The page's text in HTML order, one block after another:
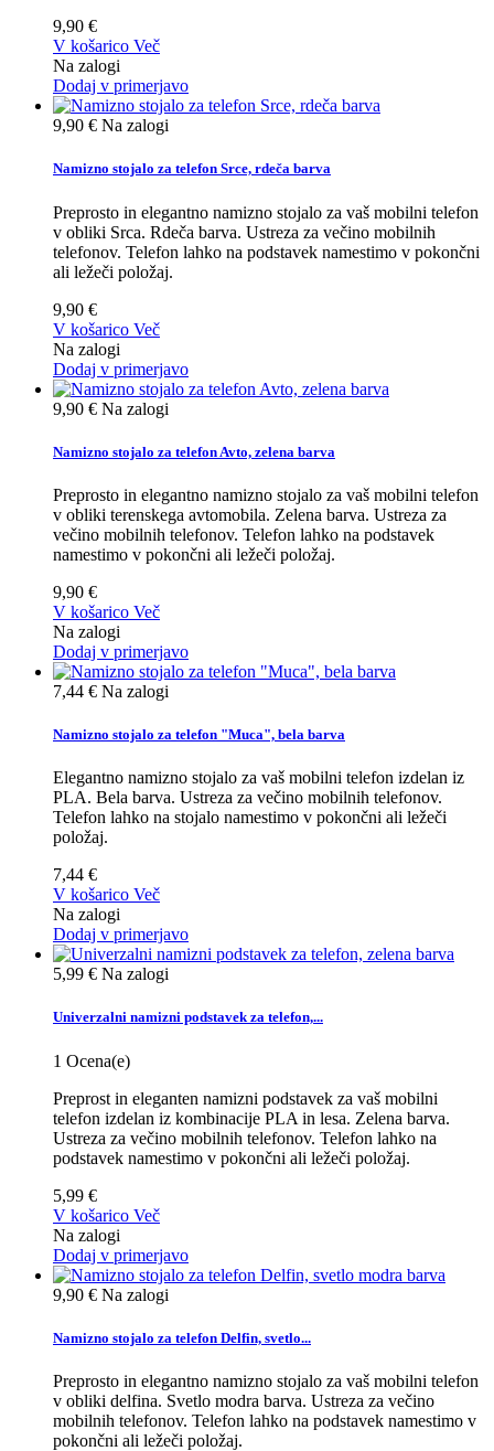
9,90 €
V košarico Več
Na zalogi
Dodaj v primerjavo
9,90 € Na zalogi
Namizno stojalo za telefon Srce, rdeča barva
Preprosto in elegantno namizno stojalo za vaš mobilni telefon
v obliki Srca. Rdeča barva. Ustreza za večino mobilnih
telefonov. Telefon lahko na podstavek namestimo v pokončni
ali ležeči položaj.
9,90 €
V košarico Več
Na zalogi
Dodaj v primerjavo
9,90 € Na zalogi
Namizno stojalo za telefon Avto, zelena barva
Preprosto in elegantno namizno stojalo za vaš mobilni telefon
v obliki terenskega avtomobila. Zelena barva. Ustreza za
večino mobilnih telefonov. Telefon lahko na podstavek
namestimo v pokončni ali ležeči položaj.
9,90 €
V košarico Več
Na zalogi
Dodaj v primerjavo
7,44 € Na zalogi
Namizno stojalo za telefon "Muca", bela barva
Elegantno namizno stojalo za vaš mobilni telefon izdelan iz
PLA. Bela barva. Ustreza za večino mobilnih telefonov.
Telefon lahko na stojalo namestimo v pokončni ali ležeči
položaj.
7,44 €
V košarico Več
Na zalogi
Dodaj v primerjavo
5,99 € Na zalogi
Univerzalni namizni podstavek za telefon,...
1 Ocena(e)
Preprost in eleganten namizni podstavek za vaš mobilni
telefon izdelan iz kombinacije PLA in lesa. Zelena barva.
Ustreza za večino mobilnih telefonov. Telefon lahko na
podstavek namestimo v pokončni ali ležeči položaj.
5,99 €
V košarico Več
Na zalogi
Dodaj v primerjavo
9,90 € Na zalogi
Namizno stojalo za telefon Delfin, svetlo...
Preprosto in elegantno namizno stojalo za vaš mobilni telefon
v obliki delfina. Svetlo modra barva. Ustreza za večino
mobilnih telefonov. Telefon lahko na podstavek namestimo v
pokončni ali ležeči položaj.